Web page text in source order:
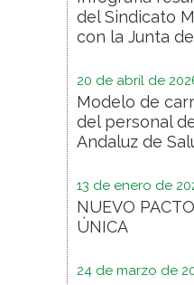
del Sindicato
con la Junta
20 de abril de
Modelo de
del personal
Andaluz de
13 de enero de
NUEVO
ÚNICA
24 de marzo de